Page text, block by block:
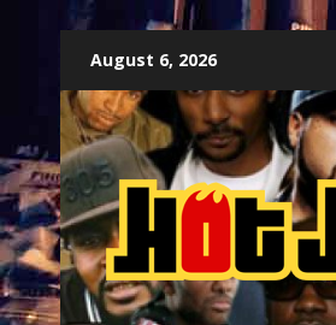
content
August 6, 2026